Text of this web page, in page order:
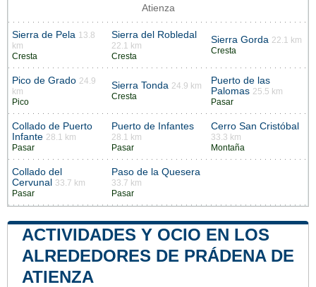
Atienza
Sierra de Pela 13.8
km
Cresta
Sierra del Robledal
22.1 km
Cresta
Sierra Gorda 22.1 km
Cresta
Pico de Grado 24.9
km
Pico
Sierra Tonda 24.9 km
Cresta
Puerto de las
Palomas 25.5 km
Pasar
Collado de Puerto
Infante 28.1 km
Pasar
Puerto de Infantes
28.1 km
Pasar
Cerro San Cristóbal
33.3 km
Montaña
Collado del
Cervunal
33.7 km
Pasar
Paso de la Quesera
33.7 km
Pasar
ACTIVIDADES Y OCIO EN LOS
ALREDEDORES DE PRÁDENA DE
ATIENZA